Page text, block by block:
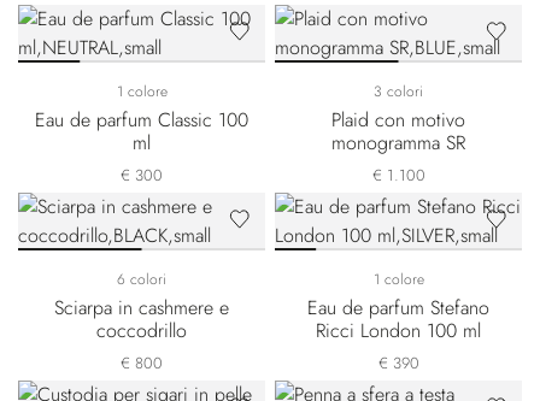
1 colore
Eau de parfum Classic 100
ml
€ 300
3 colori
Plaid con motivo
monogramma SR
€ 1.100
6 colori
Sciarpa in cashmere e
coccodrillo
€ 800
1 colore
Eau de parfum Stefano
Ricci London 100 ml
€ 390